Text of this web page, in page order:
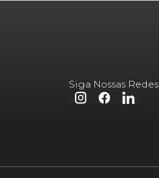
Siga Nossas Redes